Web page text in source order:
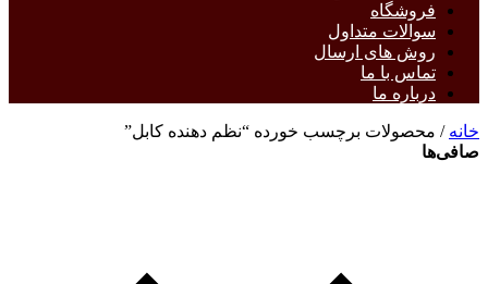
فروشگاه
سوالات متداول
روش های ارسال
تماس با ما
درباره ما
خانه / محصولات برچسب خورده “نظم دهنده کابل”
صافی‌ها